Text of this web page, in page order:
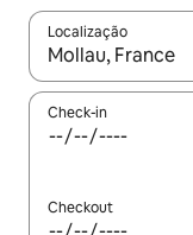
Localização
Quando os
Check-in
Checkout